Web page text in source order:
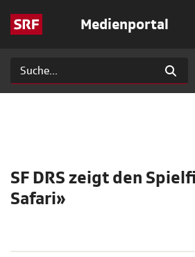
Medienportal
SF DRS zeigt den
Safari»